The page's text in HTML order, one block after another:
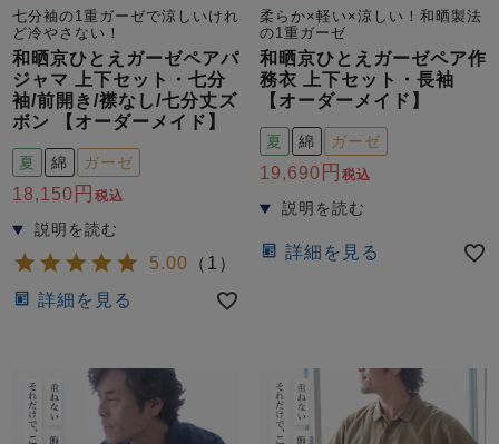
七分袖の1重ガーゼで涼しいけれ
ど冷やさない！
和晒京ひとえガーゼペアパ
ジャマ 上下セット・七分
袖/前開き/襟なし/七分丈ズ
ボン 【オーダーメイド】
夏 綿 ガーゼ
18,150 税込
5.00 （ 1 ）
詳細を見る
柔らか×軽い×涼しい！和晒製法
の1重ガーゼ
和晒京ひとえガーゼペア作
務衣 上下セット・長袖
【オーダーメイド】
夏 綿 ガーゼ
19,690 税込
詳細を見る